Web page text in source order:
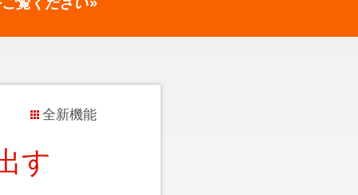
覧ください»
全新機能
す